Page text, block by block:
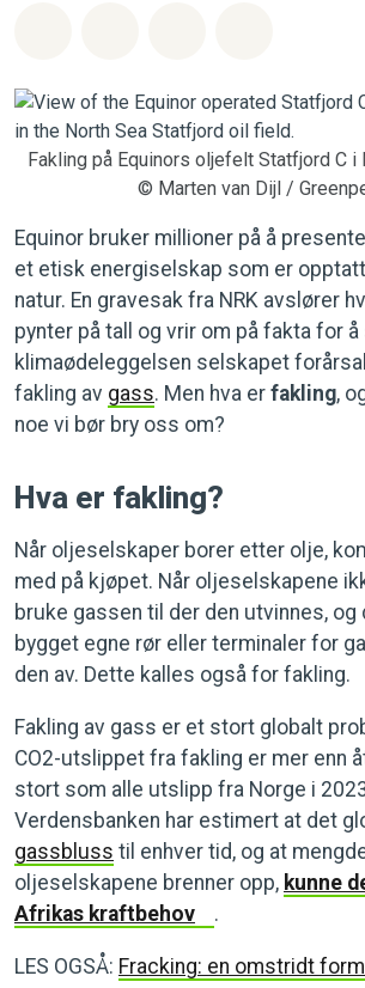
Fakling på Equinors oljefelt Statfjord C i
© Marten van Dijl /
Equinor bruker millioner på å
et etisk energiselskap som er
natur. En gravesak fra NRK avslører
pynter på tall og vrir om på fakta for
klimaødeleggelsen selskapet
fakling av gass. Men hva er fakling,
noe vi bør bry oss om?
Hva er fakling?
Når oljeselskaper borer etter olje,
med på kjøpet. Når oljeselskapene
bruke gassen til der den utvinnes, og
bygget egne rør eller terminaler for
den av. Dette kalles også for fakling.
Fakling av gass er et stort globalt
CO2-utslippet fra fakling er mer enn
stort som alle utslipp fra Norge i
Verdensbanken har estimert at det
gassbluss til enhver tid, og at
oljeselskapene brenner opp, kunne
Afrikas kraftbehov
.
LES OGSÅ: Fracking: en omstridt